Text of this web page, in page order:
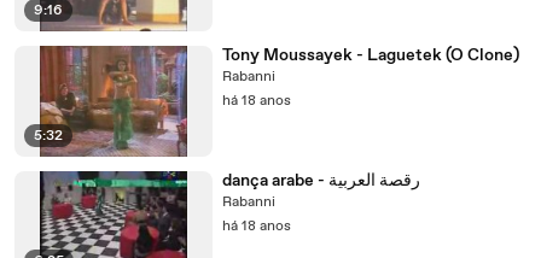
9:16
5:32
Tony Moussayek - Laguetek (O Clone)
Rabanni
há 18 anos
dança arabe - رقصة العربية
Rabanni
há 18 anos